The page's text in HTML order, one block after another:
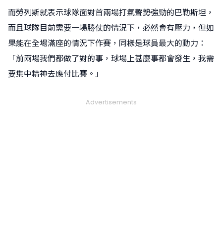
而勞列斯就表示球隊面對首兩場打氣聲勢強勁的巴勒斯坦，
而且球隊目前需要一場勝仗的情況下，必然會有壓力，但如
果能在全場滿座的情況下作賽，同樣是球員最大的動力：
「前兩場我們都做了對的事，球場上甚麼事都會發生，我需
要集中精神去應付比賽。」
Advertisements